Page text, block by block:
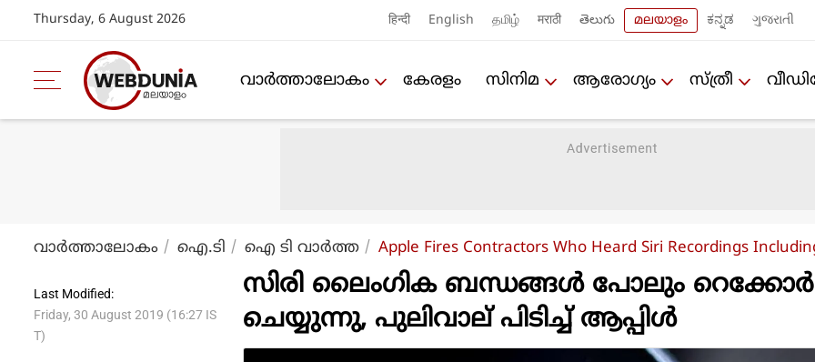
Thursday, 6 August 2026 हिन्दी English தமிழ் मराठी తెలుగు മലയാളം ಕನ್ನಡ ગુજરાતી
വാര്‍ത്താലോകം കേരളം സിനിമ ആരോഗ്യം സ്ത്രീ
വാര്‍ത്താലോകം ഐ.ടി ഐ ടി വാര്‍ത്ത Apple Fires Contractors Who Heard Siri Recordings
Last Modified:
Friday, 30 August 2019 (16:27 IS
T)
സിരി ലൈംഗിക ബന്ധങ്ങൾ പോലും
ചെയ്യുന്നു, പുലിവാല് പിടിച്ച് ആപ്പിൾ